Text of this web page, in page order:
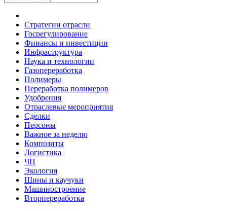
Стратегии отрасли
Госрегулирование
Финансы и инвестиции
Инфраструктура
Наука и технологии
Газопереработка
Полимеры
Переработка полимеров
Удобрения
Отраслевые мероприятия
Сделки
Персоны
Важное за неделю
Композиты
Логистика
ЧП
Экология
Шины и каучуки
Машиностроение
Вторпереработка